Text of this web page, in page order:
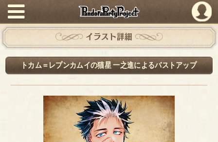
PandoraPartyProject
イラスト詳細
トカム＝レプンカムイの猫星 一之進によるバストアップ